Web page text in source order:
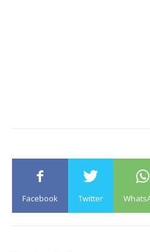
Facebook Twitter